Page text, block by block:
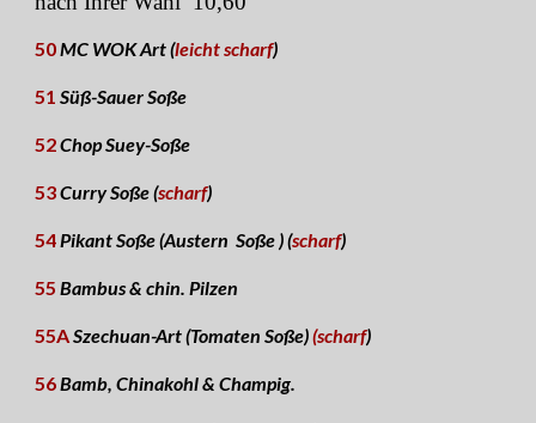
50MC WOK Art (leicht scharf)
51 Süß-Sauer Soße
52Chop Suey-Soße
53Curry Soße (scharf)
54Pikant Soße (Austern Soße ) (scharf)
55 Bambus & chin. Pilzen
55ASzechuan-Art (Tomaten Soße)(scharf)
56Bamb, Chinakohl & Champig.